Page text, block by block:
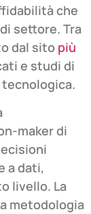
che
settore. Tra
dal sito più
e studi di
maker di
a dati,
livello. La
metodologia